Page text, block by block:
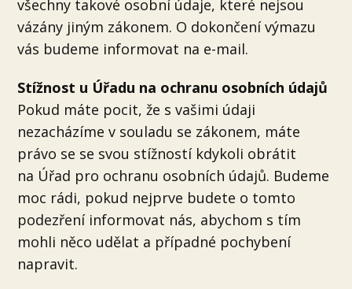
všechny takové osobní údaje, které nejsou
vázány jiným zákonem. O dokončení výmazu
vás budeme informovat na e-mail.
Stížnost u Úřadu na ochranu osobních údajů
Pokud máte pocit, že s vašimi údaji
nezacházíme v souladu se zákonem, máte
právo se se svou stížností kdykoli obrátit
na Úřad pro ochranu osobních údajů. Budeme
moc rádi, pokud nejprve budete o tomto
podezření informovat nás, abychom s tím
mohli něco udělat a případné pochybení
napravit.